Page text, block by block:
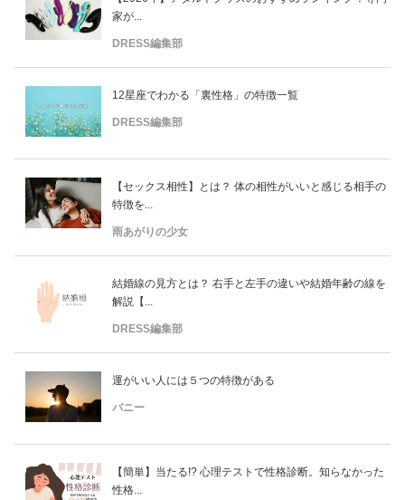
家が...
DRESS編集部
12星座でわかる「裏性格」の特徴一覧
DRESS編集部
【セックス相性】とは？ 体の相性がいいと感じる相手の
特徴を...
雨あがりの少女
結婚線の見方とは？ 右手と左手の違いや結婚年齢の線を
解説【...
DRESS編集部
運がいい人には５つの特徴がある
バニー
【簡単】当たる!? 心理テストで性格診断。知らなかった
性格...